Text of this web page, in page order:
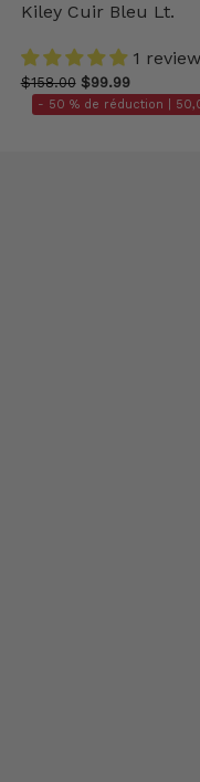
Kiley Cuir Bleu Lt.
1 review
$158.00 $99.99
- 50 % de réduction |